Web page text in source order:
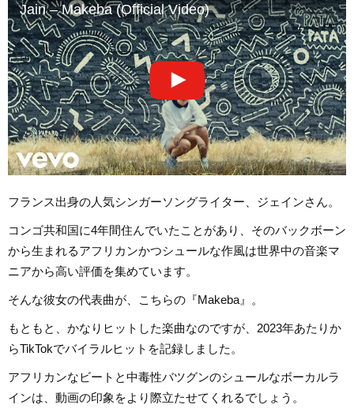
Jain – Makeba (Official Video)
フランス出身の人気シンガーソングライター、ジェインさん。
コンゴ共和国に4年間住んでいたことがあり、そのバックボーン
から生まれるアフリカンかつシュールな作風は世界中の音楽マ
ニアから高い評価を集めています。
そんな彼女の代表曲が、こちらの『Makeba』。
もともと、かなりヒットした楽曲なのですが、2023年あたりか
らTikTokでバイラルヒットを記録しました。
アフリカンなビートと中毒性バツグンのシュールなボーカルラ
インは、動画の印象をより際立たせてくれるでしょう。